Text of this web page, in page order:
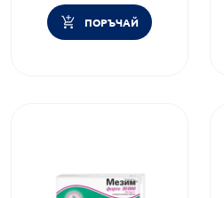
ПОРЪЧАЙ